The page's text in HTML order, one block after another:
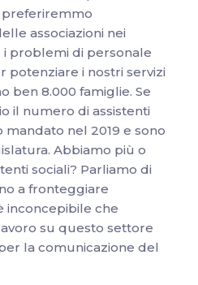
preferiremmo
associazioni nei
problemi di personale
i nostri servizi
ben 8.000 famiglie. Se
il numero di assistenti
mandato nel 2019 e sono
Abbiamo più o
sociali? Parliamo di
a fronteggiare
inconcepibile che
su questo settore
la comunicazione del